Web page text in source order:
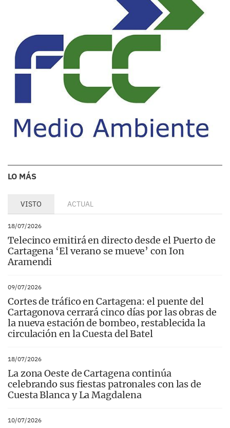
LO MÁS
VISTO ACTUAL
18/07/2026
Telecinco emitirá en directo desde el Puerto de
Cartagena ‘El verano se mueve’ con Ion
Aramendi
09/07/2026
Cortes de tráfico en Cartagena: el puente del
Cartagonova cerrará cinco días por las obras de
la nueva estación de bombeo, restablecida la
circulación en la Cuesta del Batel
18/07/2026
La zona Oeste de Cartagena continúa
celebrando sus fiestas patronales con las de
Cuesta Blanca y La Magdalena
10/07/2026